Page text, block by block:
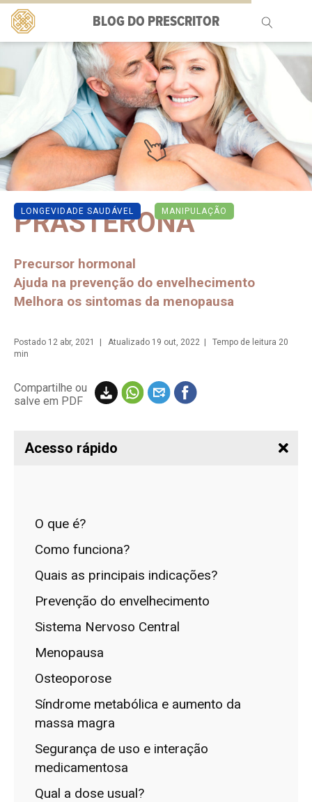
BLOG DO PRESCRITOR
Pesquisar
por:
LONGEVIDADE SAUDÁVEL MANIPULAÇÃO
PRASTERONA
Precursor hormonal
Ajuda na prevenção do envelhecimento
Melhora os sintomas da menopausa
Postado 12 abr, 2021
| Atualizado 19 out, 2022 | Tempo de leitura 20
min
Compartilhe ou
salve em PDF
Acesso rápido
O que é?
Como funciona?
Quais as principais indicações?
Prevenção do envelhecimento
Sistema Nervoso Central
Menopausa
Osteoporose
Síndrome metabólica e aumento da
massa magra
Segurança de uso e interação
medicamentosa
Qual a dose usual?